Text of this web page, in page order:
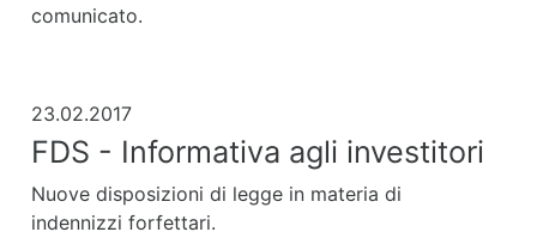
comunicato.
23.02.2017
FDS - Informativa agli investitori
Nuove disposizioni di legge in materia di
indennizzi forfettari.